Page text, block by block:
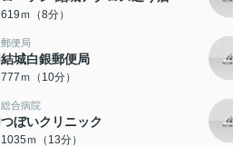
619ｍ（8分）
郵便局
結城白銀郵便局
777ｍ（10分）
総合病院
つぼいクリニック
1035ｍ（13分）